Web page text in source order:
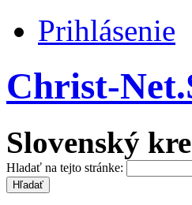
Prihlásenie
Christ-
Slovenský
Hladať na tejto stránke: